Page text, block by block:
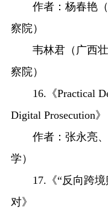
作者：杨春艳（
察院）
韦林君（广西壮
察院）
16.《Practical
Digital Prosecution》
作者：张永亮、
学）
17.《“反向跨境
对》